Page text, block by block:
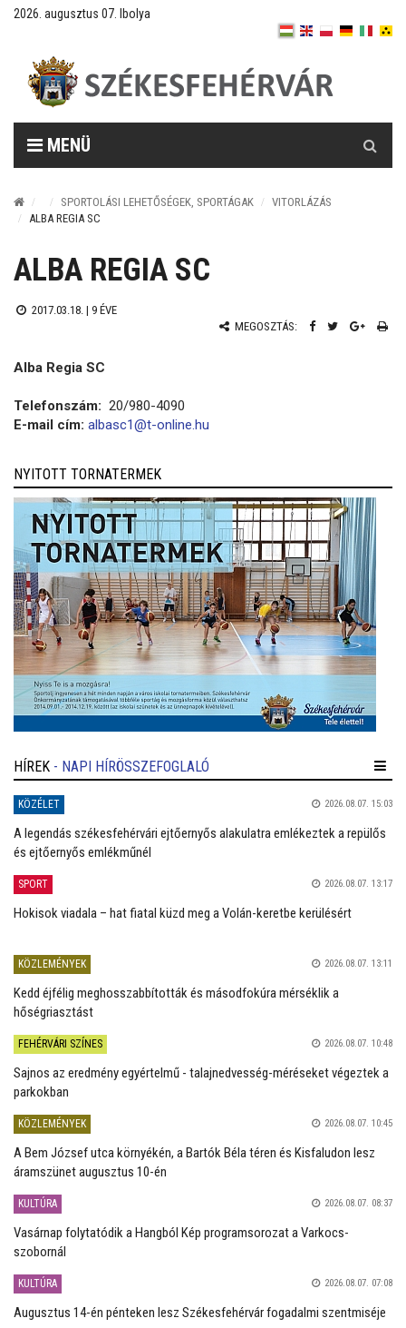
2026. augusztus 07. Ibolya
MENÜ
SPORTOLÁSI LEHETŐSÉGEK, SPORTÁGAK
VITORLÁZÁS
ALBA REGIA SC
ALBA REGIA SC
2017.03.18. | 9 ÉVE
MEGOSZTÁS:
Alba Regia SC
Telefonszám: 20/980-4090
E-mail cím: albasc1@t-online.hu
NYITOTT TORNATERMEK
HÍREK - NAPI HÍRÖSSZEFOGLALÓ
KÖZÉLET 2026.08.07. 15:03
A legendás székesfehérvári ejtőernyős alakulatra emlékeztek a repülős
és ejtőernyős emlékműnél
SPORT 2026.08.07. 13:17
Hokisok viadala – hat fiatal küzd meg a Volán-keretbe kerülésért
KÖZLEMÉNYEK 2026.08.07. 13:11
Kedd éjfélig meghosszabbították és másodfokúra mérséklik a
hőségriasztást
FEHÉRVÁRI SZÍNES 2026.08.07. 10:48
Sajnos az eredmény egyértelmű - talajnedvesség-méréseket végeztek a
parkokban
KÖZLEMÉNYEK 2026.08.07. 10:45
A Bem József utca környékén, a Bartók Béla téren és Kisfaludon lesz
áramszünet augusztus 10-én
KULTÚRA 2026.08.07. 08:37
Vasárnap folytatódik a Hangból Kép programsorozat a Varkocs-
szobornál
KULTÚRA 2026.08.07. 07:08
Augusztus 14-én pénteken lesz Székesfehérvár fogadalmi szentmiséje